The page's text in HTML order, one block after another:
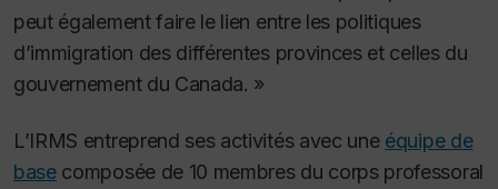
peut également faire le lien entre les politiques
d’immigration des différentes provinces et celles du
gouvernement du Canada. »
L’IRMS entreprend ses activités avec une équipe de
basecomposée de 10 membres du corps professoral